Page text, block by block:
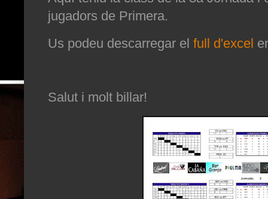
jugadors de Primera.
Us podeu descarregar el full d'excel
Salut i molt billar!